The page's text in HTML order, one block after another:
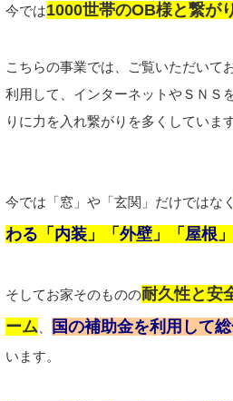
今では1000世帯のOB様と繋が
こちらの事業では、ご覧いただいて
利用して、インターネットやＳＮＳ
りに力を入れ繋がりを多くしています
今では「窓」や「玄関」だけではなく
わる「内装」「外壁」「屋根」
そしてお家そのものの耐久性と安
ーム
国の補助金を利用して
います。